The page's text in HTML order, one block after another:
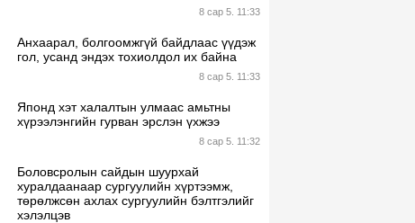
8 сар 5. 11:33
Анхаарал, болгоомжгүй байдлаас үүдэж
гол, усанд эндэх тохиолдол их байна
8 сар 5. 11:33
Японд хэт халалтын улмаас амьтны
хүрээлэнгийн гурван эрслэн үхжээ
8 сар 5. 11:32
Боловсролын сайдын шуурхай
хуралдаанаар сургуулийн хүртээмж,
төрөлжсөн ахлах сургуулийн бэлтгэлийг
хэлэлцэв